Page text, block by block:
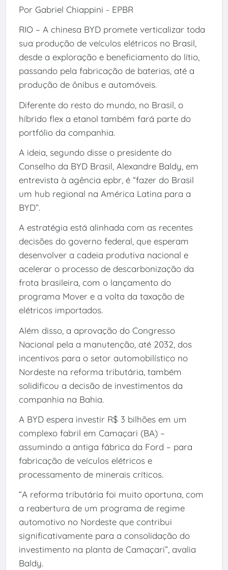
Por Gabriel Chiappini - EPBR
RIO – A chinesa BYD promete verticalizar toda
sua produção de veículos elétricos no Brasil,
desde a exploração e beneficiamento do lítio,
passando pela fabricação de baterias, até a
produção de ônibus e automóveis.
Diferente do resto do mundo, no Brasil, o
híbrido flex a etanol também fará parte do
portfólio da companhia.
A ideia, segundo disse o presidente do
Conselho da BYD Brasil, Alexandre Baldy, em
entrevista à agência epbr, é “fazer do Brasil
um hub regional na América Latina para a
BYD”.
A estratégia está alinhada com as recentes
decisões do governo federal, que esperam
desenvolver a cadeia produtiva nacional e
acelerar o processo de descarbonização da
frota brasileira, com o lançamento do
programa Mover e a volta da taxação de
elétricos importados.
Além disso, a aprovação do Congresso
Nacional pela a manutenção, até 2032, dos
incentivos para o setor automobilístico no
Nordeste na reforma tributária, também
solidificou a decisão de investimentos da
companhia na Bahia.
A BYD espera investir R$ 3 bilhões em um
complexo fabril em Camaçari (BA) –
assumindo a antiga fábrica da Ford – para
fabricação de veículos elétricos e
processamento de minerais críticos.
“A reforma tributária foi muito oportuna, com
a reabertura de um programa de regime
automotivo no Nordeste que contribui
significativamente para a consolidação do
investimento na planta de Camaçari”, avalia
Baldy.